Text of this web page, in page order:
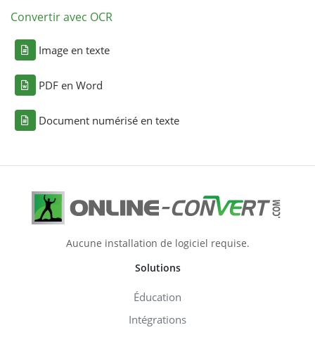
Convertir avec OCR
Image en texte
PDF en Word
Document numérisé en texte
Aucune installation de logiciel requise.
Solutions
Éducation
Intégrations